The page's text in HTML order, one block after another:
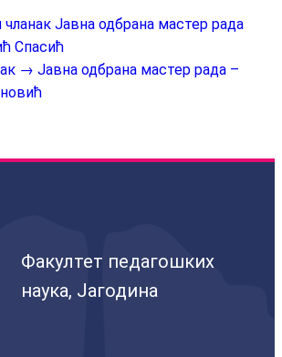
Јавна одбрана мастер рада
Спасић
→ Јавна одбрана мастер рада –
Факултет педагошких
наука, Јагодина